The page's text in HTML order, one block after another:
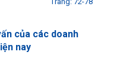
của các doanh
nay